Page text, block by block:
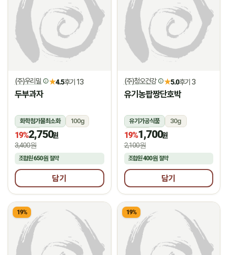
(주)우리밀 ★4.5후기 13
두부과자
화학첨가물최소화
100g
상온
19%2,750원
3,400원
조합원650원 절약
담기
(주)청오건강 ★5.0후기 3
유기농팝짱단호박
유기가공식품
30g
상온
19%1,700원
2,100원
조합원400원절약
담기
19% 19%